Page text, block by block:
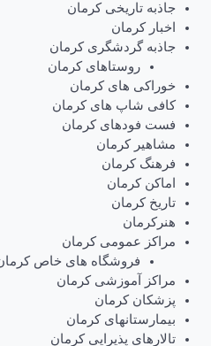
جاذبه تاریخی کرمان
اخبار کرمان
جاذبه گردشگری کرمان
روستاهای کرمان
خوراکی های کرمان
کافی شاپ های کرمان
فست فودهای کرمان
مشاهیر کرمان
فرهنگ کرمان
اماکن کرمان
تاریخ کرمان
هنرکرمان
مراکز عمومی کرمان
فروشگاه های خاص
مراکز آموزشی کرمان
پزشکان کرمان
بیمارستانهای کرمان
تالارهای پذیرایی کرمان